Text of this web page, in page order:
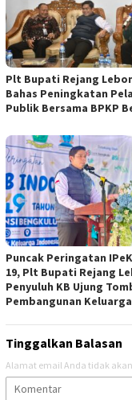
Plt Bupati Rejang
Bahas Peningkatan
Publik Bersama BPKP
Puncak Peringatan
19, Plt Bupati Rejang
Penyuluh KB Ujung
Pembangunan Keluarga
Tinggalkan Balasan
Alamat email Anda tidak